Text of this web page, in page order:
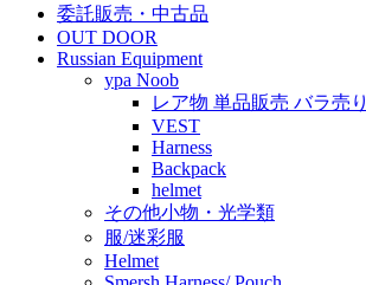
委託販売・中古品
OUT DOOR
Russian Equipment
ypa Noob
レア物 単品販売 バラ売り
VEST
Harness
Backpack
helmet
その他小物・光学類
服/迷彩服
Helmet